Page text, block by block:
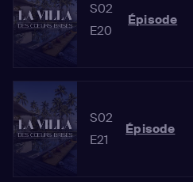
S02
E20
Épisode
S02
E21
Épisode